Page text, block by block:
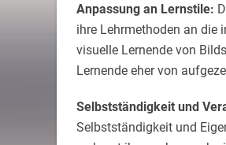
Anpassung an Lernstile:
ihre Lehrmethoden an die
visuelle Lernende von
Lernende eher von
Selbstständigkeit und
Selbstständigkeit und